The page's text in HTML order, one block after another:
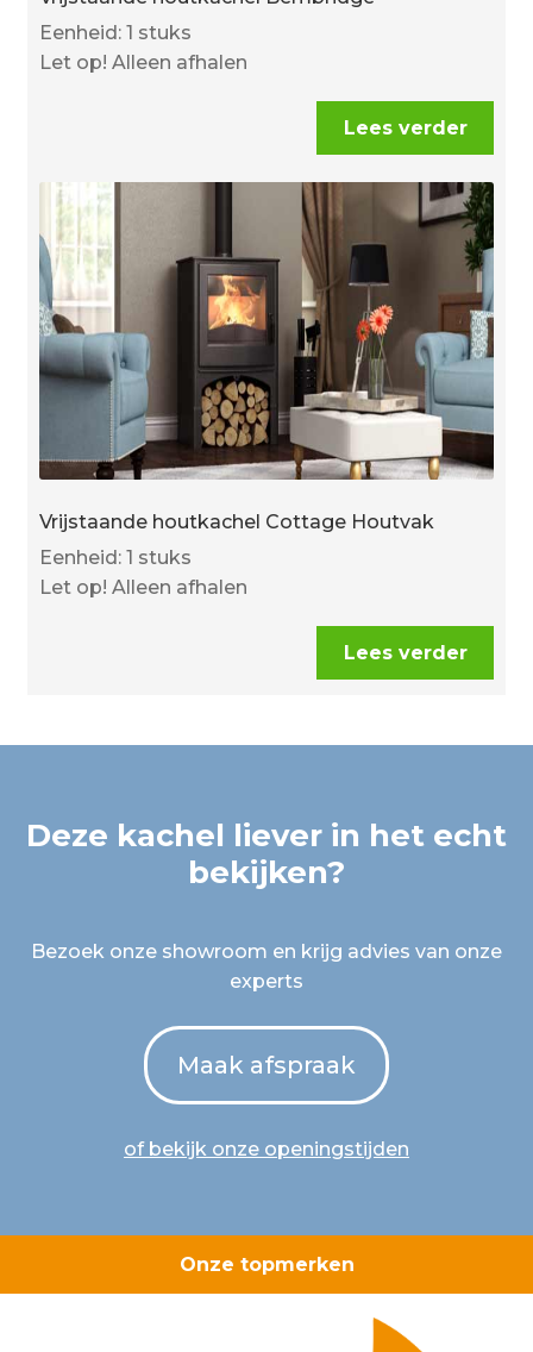
Eenheid: 1 stuks
Let op! Alleen afhalen
Lees verder
Vrijstaande houtkachel Cottage Houtvak
Eenheid: 1 stuks
Let op! Alleen afhalen
Lees verder
Deze kachel liever in het echt
bekijken?
Bezoek onze showroom en krijg advies van onze
experts
Maak afspraak
of bekijk onze openingstijden
Onze topmerken